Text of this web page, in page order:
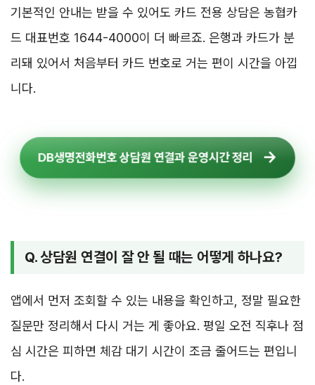
기본적인 안내는 받을 수 있어도 카드 전용 상담은 농협카
드 대표번호 1644-4000이 더 빠르죠. 은행과 카드가 분
리돼 있어서 처음부터 카드 번호로 거는 편이 시간을 아낍
니다.
DB생명전화번호 상담원 연결과 운영시간 정리
Q. 상담원 연결이 잘 안 될 때는 어떻게 하나요?
앱에서 먼저 조회할 수 있는 내용을 확인하고, 정말 필요한
질문만 정리해서 다시 거는 게 좋아요. 평일 오전 직후나 점
심 시간은 피하면 체감 대기 시간이 조금 줄어드는 편입니
다.